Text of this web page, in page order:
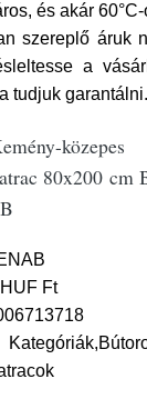
és akár
szereplő áruk
a
tudjuk garantálni.
közepes
80x200 cm
Ft